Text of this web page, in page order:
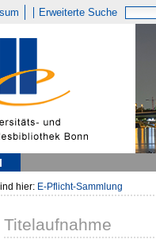
Erweiterte Suche
hier: E-Pflicht-Sammlung
Titelaufnahme